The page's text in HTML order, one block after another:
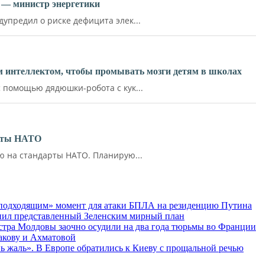
министр энергетики
о риске дефицита элек...
интеллектом, чтобы промывать мозги детям в школах
дядюшки-робота с кук...
НАТО
на стандарты НАТО. Планирую...
момент для атаки БПЛА на резиденцию Путина
представленный Зеленским мирный план
Молдовы заочно осудили на два года тюрьмы во Франции
и Ахматовой
жаль». В Европе обратились к Киеву с прощальной речью